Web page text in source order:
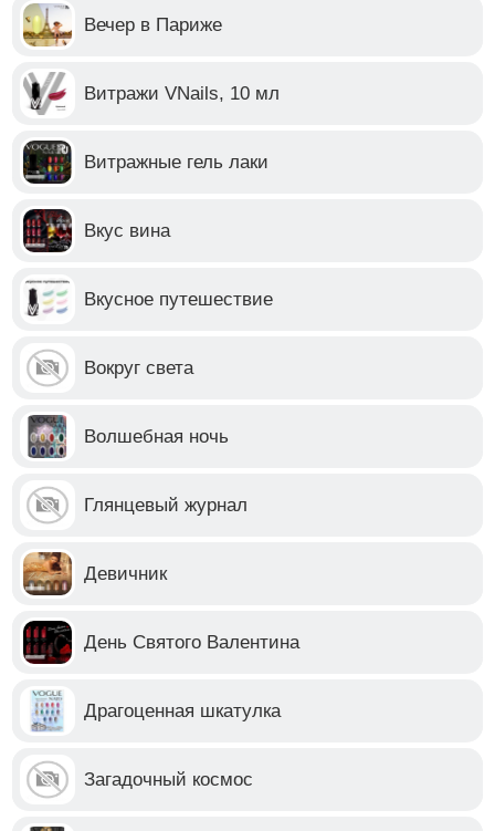
Вечер в Париже
Витражи VNails, 10 мл
Витражные гель лаки
Вкус вина
Вкусное путешествие
Вокруг света
Волшебная ночь
Глянцевый журнал
Девичник
День Святого Валентина
Драгоценная шкатулка
Загадочный космос